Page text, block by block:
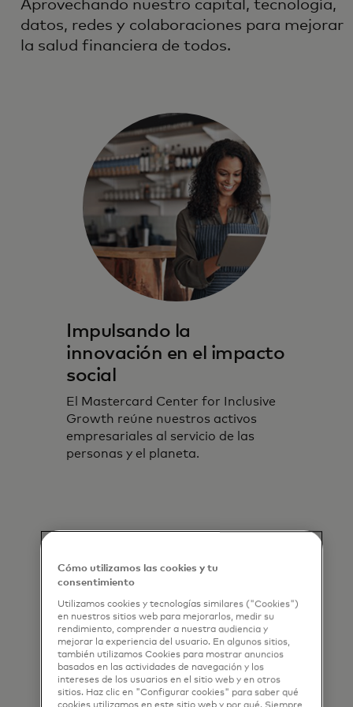
Aprovechando nuestro capital, tecnología,
datos, redes y colaboraciones para mejorar
la salud financiera de todos.
Impulsando la
innovación en el impacto
social
El Mastercard Center for Inclusive
Growth reúne nuestros activos
empresariales al servicio de las
personas y el planeta.
Cómo utilizamos las cookies y tu
consentimiento
Utilizamos cookies y tecnologías similares ("Cookies")
en nuestros sitios web para mejorarlos, medir su
rendimiento, comprender a nuestra audiencia y
mejorar la experiencia del usuario. En algunos sitios,
también utilizamos Cookies para mostrar anuncios
basados en las actividades de navegación y los
intereses de los usuarios en el sitio web y en otros
sitios. Haz clic en "Configurar cookies" para saber qué
cookies utilizamos en este sitio web y por qué. Siempre